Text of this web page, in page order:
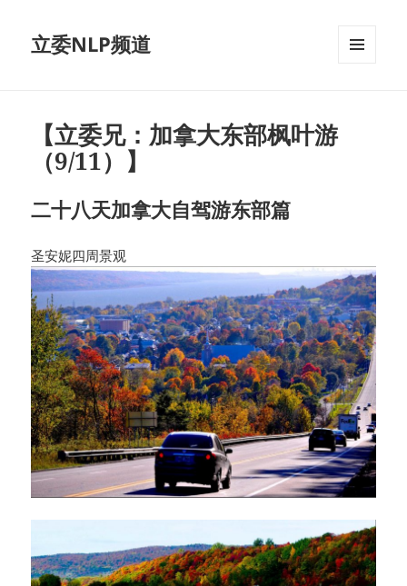
立委NLP频道
【立委兄：加拿大东部枫叶游
（9/11）】
二十八天加拿大自驾游东部篇
圣安妮四周景观